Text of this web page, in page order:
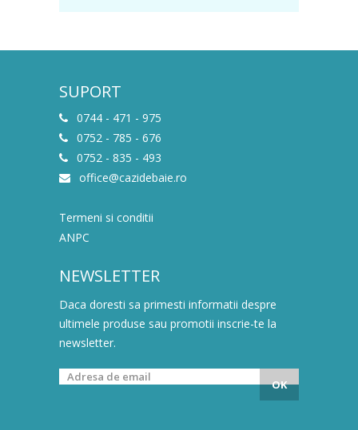
SUPORT
0744 - 471 - 975
0752 - 785 - 676
0752 - 835 - 493
office@cazidebaie.ro
Termeni si conditii
ANPC
NEWSLETTER
Daca doresti sa primesti informatii despre
ultimele produse sau promotii inscrie-te la
newsletter.
OK